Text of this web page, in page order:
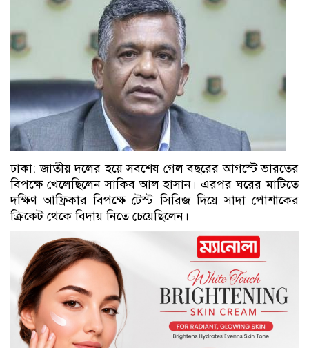
ঢাকা: জাতীয় দলের হয়ে সবশেষ গেল বছরের আগস্টে ভারতের
বিপক্ষে খেলেছিলেন সাকিব আল হাসান। এরপর ঘরের মাটিতে
দক্ষিণ আফ্রিকার বিপক্ষে টেস্ট সিরিজ দিয়ে সাদা পোশাকের
ক্রিকেট থেকে বিদায় নিতে চেয়েছিলেন।